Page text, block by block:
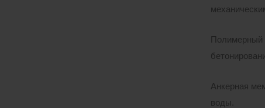
Полимерный
Анкерная
воды.